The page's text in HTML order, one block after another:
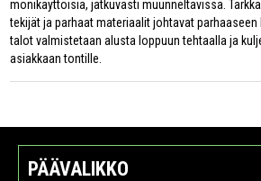
monikäyttöisiä, jatkuvasti muunneltavissa.
tekijät ja parhaat materiaalit johtavat parhaaseen
talot valmistetaan alusta loppuun tehtaalla ja
asiakkaan tontille.
PÄÄVALIKKO